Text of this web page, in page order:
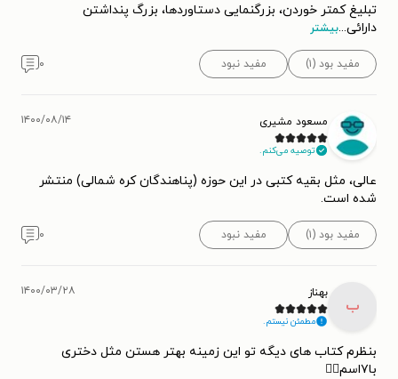
تبلیغ کمتر خوردن، بزرگنمایی دستاوردها، بزرگ پنداشتن
دارائی...بیشتر
مفید بود (۱) مفید نبود ۰
مسعود مشیری
توصیه می‌کنم.
۱۴۰۰/۰۸/۱۴
عالی، مثل بقیه کتبی در این حوزه (پناهندگان کره شمالی) منتشر
شده است.
مفید بود (۱) مفید نبود ۰
ب
بهناز
مطمئن نیستم.
۱۴۰۰/۰۳/۲۸
بنظرم کتاب های دیگه تو این زمینه بهتر هستن مثل دختری
با۷اسم👍🏽